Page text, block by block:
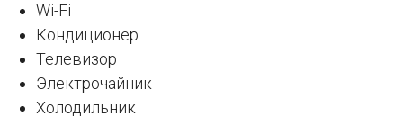
Wi-Fi
Кондиционер
Телевизор
Электрочайник
Холодильник